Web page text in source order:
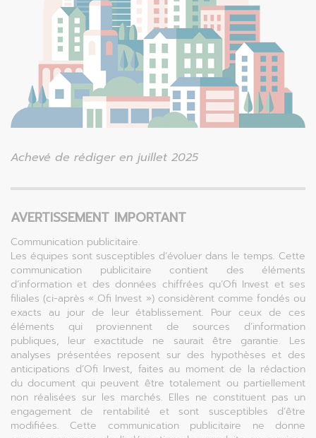
Achevé de rédiger en juillet 2025
AVERTISSEMENT IMPORTANT
Communication publicitaire.
Les équipes sont susceptibles d’évoluer dans le temps. Cette
communication publicitaire contient des éléments
d’information et des données chiffrées qu’Ofi Invest et ses
filiales (ci-après « Ofi Invest ») considèrent comme fondés ou
exacts au jour de leur établissement. Pour ceux de ces
éléments qui proviennent de sources d’information
publiques, leur exactitude ne saurait être garantie. Les
analyses présentées reposent sur des hypothèses et des
anticipations d’Ofi Invest, faites au moment de la rédaction
du document qui peuvent être totalement ou partiellement
non réalisées sur les marchés. Elles ne constituent pas un
engagement de rentabilité et sont susceptibles d’être
modifiées. Cette communication publicitaire ne donne